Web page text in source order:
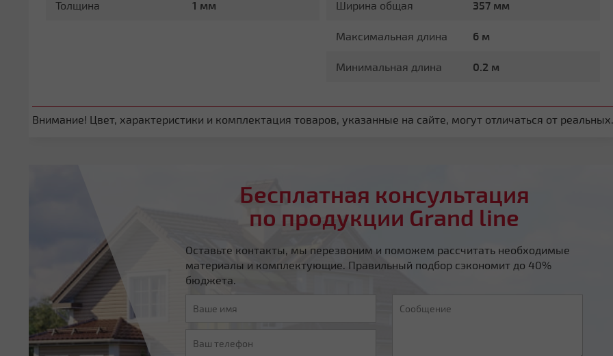
Толщина 1 мм Ширина общая 357 мм
Максимальная длина 6 м
Минимальная длина 0.2 м
Внимание! Цвет, характеристики и комплектация товаров, указанные на сайте, могут отличаться от реальных.
Бесплатная консультация
по продукции Grand line
Оставьте контакты, мы перезвоним и поможем рассчитать необходимые
материалы и комплектующие. Правильный подбор сэкономит до 40%
бюджета.